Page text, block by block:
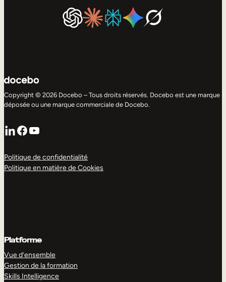
Copyright © 2026 Docebo – Tous droits réservés. Docebo est une marque
déposée ou une marque commerciale de Docebo.
LinkedIn
Facebook
YouTube
Politique de confidentialité
Politique en matière de Cookies
Platforme
Vue d’ensemble
Gestion de la formation
Skills Intelligence